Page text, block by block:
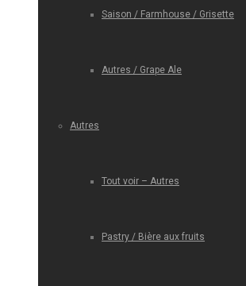
Saison / Farmhouse / Grisette
Autres / Grape Ale
Autres
Tout voir – Autres
Pastry / Bière aux fruits